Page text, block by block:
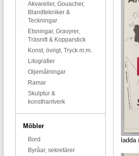
Akvareller, Gouacher,
Blandtekniker &
Teckningar
Etsningar, Gravyrer,
Träsnitt & Kopparstick
Konst, övrigt, Tryck m.m.
Litografier
Oljemålningar
Ramar
Skulptur &
konsthantverk
Möbler
Bord
Byråar, sekretärer
ladda